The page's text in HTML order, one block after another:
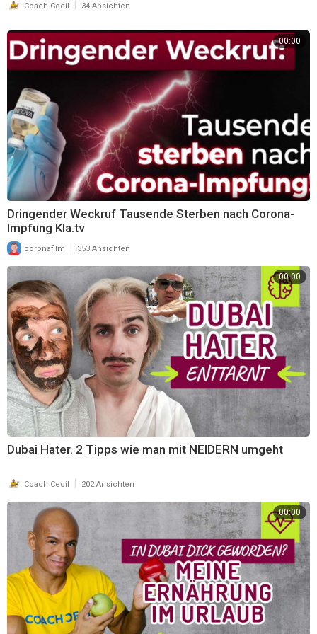
🙋🏽‍♂️ VITAMINE/ MINERALSTOFFE 🙋🏽‍♂️
Meine absolute BASIS:
Vitamin D3 + K2:https://bit.ly/3bMyWii
Omega 3 + natürlichem Astaxanthin:https://bit.ly/2Fth6oc
Basencitrat:
https://bit.ly/3kaYUPD
Natürliches Vitamin C + OPC:https://bit.ly/35lbRSJ
BIO Jod + BIO Selen:https://bit.ly/3bLzOUv
Natürliches Multivitamin:https://bit.ly/2GEwYF5
Natürliches Vitamin C + Eisen:
https://bit.ly/2Zsfcvg
Curcumin Extrakt + Piperin:https://bit.ly/3ijE93F
Natron: https://bit.ly/33fq018
R-Alpha Liponsäure:
BIO Chlorella:
https://bit.ly/3iieJDj
BIO Spirulina:
https://bit.ly/33e3Egk
BIO Gerstengras Pulver: https://bit.ly/3inqc4E
BIO Sencha Grüntee - Japan:https://bit.ly/3ijpdCC
🥑 LEBENSMITTEL 🥑
BIO Low Carb Brot Backmischung - 1500g:
https://bit.ly/3ij0Zs9
BIO Low Carb Brot Backmischung - 500g: https://bit.ly/3iieMyZ
BIO MCT-Öl:https://bit.ly/35l6hjb
💪🏽 AMINOSÄUREN 💪🏽
Kreatin: https://amzn.to/2EJ3DJd
Arginin:https://amzn.to/348ka1N*
Citrullin:https://amzn.to/2Sa5Dx2
EAAs:
https://amzn.to/3jf9bdc
*
BCAAs: https://amzn.to/3n1Q2hu*
🔥 FETTVERBRENNUNG 🔥
L-Carnitin:
https://amzn.to/33d4QC0*
BIO Sencha Grüntee - Japan: https://bit.ly/3ijpdCC
Coach Cecil 34 Ansichten
00:00
Dringender Weckruf Tausende Sterben nach Corona-
Impfung Kla.tv
coronafilm 353 Ansichten
00:00
Dubai Hater. 2 Tipps wie man mit NEIDERN umgeht
Coach Cecil 202 Ansichten
00:00